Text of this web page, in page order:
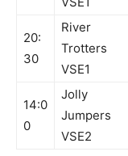
20:
30
River
Trotters
VSE1
14:0
0
Jolly
Jumpers
VSE2